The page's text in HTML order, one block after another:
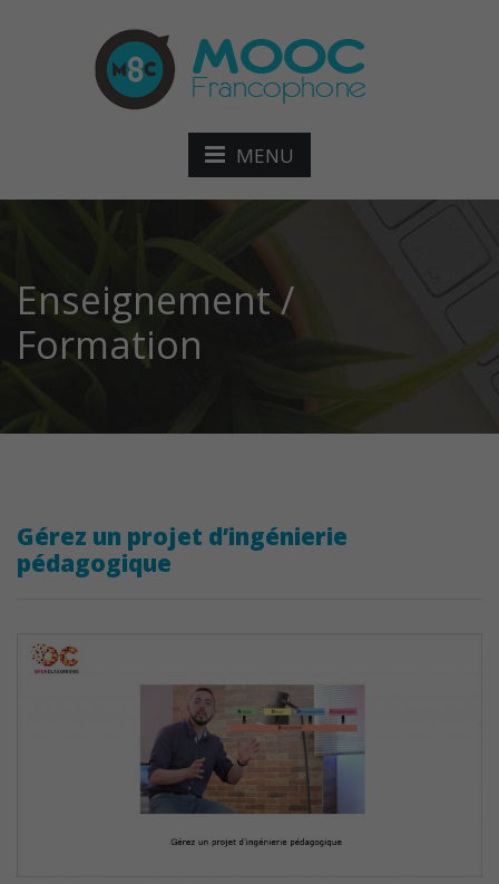
MENU
Enseignement /
Formation
Gérez un projet d’ingénierie
pédagogique